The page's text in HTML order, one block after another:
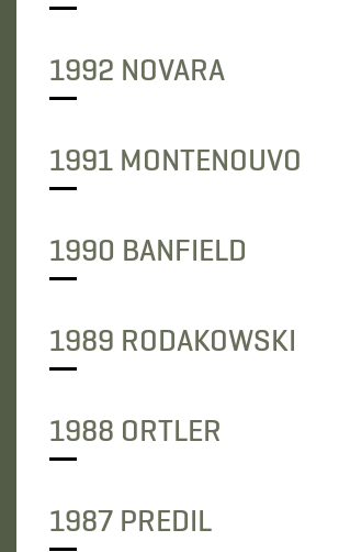
1992 NOVARA
1991 MONTENOUVO
1990 BANFIELD
1989 RODAKOWSKI
1988 ORTLER
1987 PREDIL